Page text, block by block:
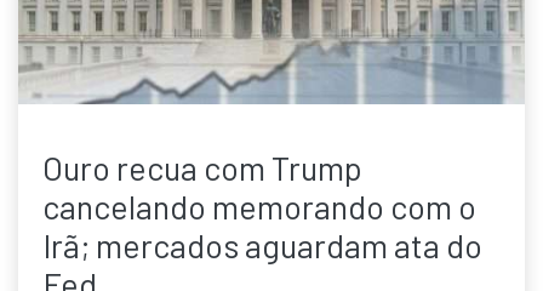
Ouro recua com Trump
cancelando memorando com o
Irã; mercados aguardam ata do